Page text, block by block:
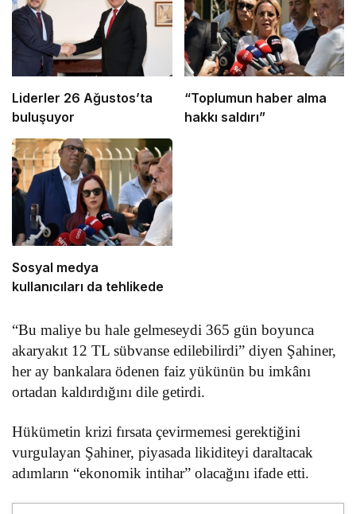
Liderler 26 Ağustos’ta
buluşuyor
“Toplumun haber alma
hakkı saldırı”
Sosyal medya
kullanıcıları da tehlikede
“Bu maliye bu hale gelmeseydi 365 gün boyunca
akaryakıt 12 TL sübvanse edilebilirdi” diyen Şahiner,
her ay bankalara ödenen faiz yükünün bu imkânı
ortadan kaldırdığını dile getirdi.
Hükümetin krizi fırsata çevirmemesi gerektiğini
vurgulayan Şahiner, piyasada likiditeyi daraltacak
adımların “ekonomik intihar” olacağını ifade etti.